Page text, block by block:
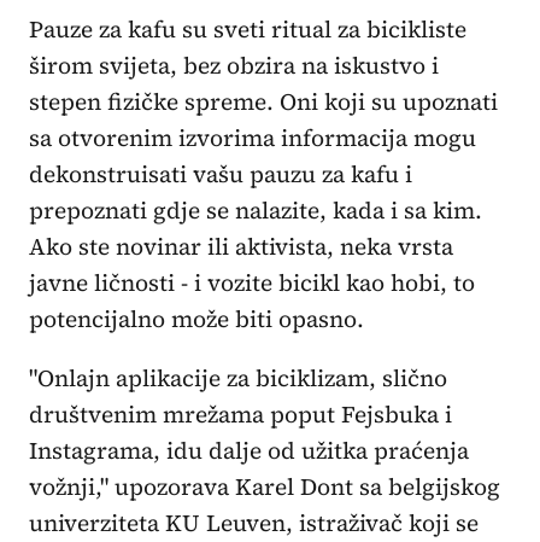
Pauze za kafu su sveti ritual za bicikliste
širom svijeta, bez obzira na iskustvo i
stepen fizičke spreme. Oni koji su upoznati
sa otvorenim izvorima informacija mogu
dekonstruisati vašu pauzu za kafu i
prepoznati gdje se nalazite, kada i sa kim.
Ako ste novinar ili aktivista, neka vrsta
javne ličnosti - i vozite bicikl kao hobi, to
potencijalno može biti opasno.
"Onlajn aplikacije za biciklizam, slično
društvenim mrežama poput Fejsbuka i
Instagrama, idu dalje od užitka praćenja
vožnji," upozorava Karel Dont sa belgijskog
univerziteta KU Leuven, istraživač koji se